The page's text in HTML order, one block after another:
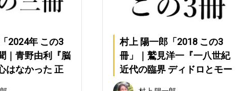
2024年 この3
｜青野由利『脳
はなかった 正
意識研究に走る
村上 陽一郎「2018 この3
冊」｜鷲見洋一『一八世紀
近代の臨界 ディドロとモー
ツァルト』(ぷねうま舎)、鈴